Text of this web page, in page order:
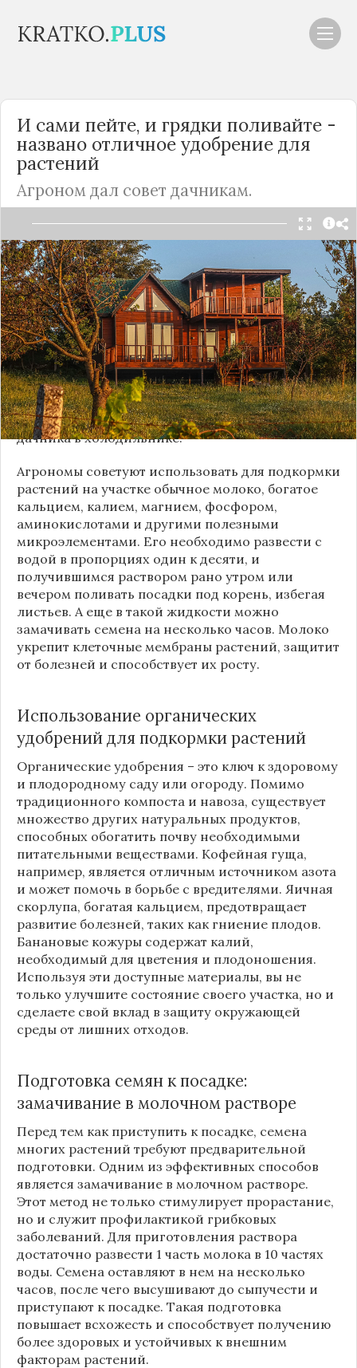
И сами пейте, и грядки поливайте -
названо отличное удобрение для
растений
Агроном дал совет дачникам.
Читать в Telegram
Дачный сезон в самом разгаре, и многие уже
начали вскапывать грядки и высаживать
рассаду, заготовленную заранее, мечтая
получить богатый урожай. Однако важно не
только правильно обустроить огород, но и
подобрать хорошие удобрения для растений. Как
выяснилось, за полезными добавками далеко
ходить не надо - одна из них есть у каждого
дачника в холодильнике.
Агрономы советуют использовать для подкормки
растений на участке обычное молоко, богатое
кальцием, калием, магнием, фосфором,
аминокислотами и другими полезными
микроэлементами. Его необходимо развести с
водой в пропорциях один к десяти, и
получившимся раствором рано утром или
вечером поливать посадки под корень, избегая
листьев. А еще в такой жидкости можно
замачивать семена на несколько часов. Молоко
укрепит клеточные мембраны растений, защитит
от болезней и способствует их росту.
Использование органических
удобрений для подкормки растений
Органические удобрения – это ключ к здоровому
и плодородному саду или огороду. Помимо
традиционного компоста и навоза, существует
множество других натуральных продуктов,
способных обогатить почву необходимыми
питательными веществами. Кофейная гуща,
например, является отличным источником азота
и может помочь в борьбе с вредителями. Яичная
скорлупа, богатая кальцием, предотвращает
развитие болезней, таких как гниение плодов.
Банановые кожуры содержат калий,
необходимый для цветения и плодоношения.
Используя эти доступные материалы, вы не
только улучшите состояние своего участка, но и
сделаете свой вклад в защиту окружающей
среды от лишних отходов.
Подготовка семян к посадке:
замачивание в молочном растворе
Перед тем как приступить к посадке, семена
многих растений требуют предварительной
подготовки. Одним из эффективных способов
является замачивание в молочном растворе.
Этот метод не только стимулирует прорастание,
но и служит профилактикой грибковых
заболеваний. Для приготовления раствора
достаточно развести 1 часть молока в 10 частях
воды. Семена оставляют в нем на несколько
часов, после чего высушивают до сыпучести и
приступают к посадке. Такая подготовка
повышает всхожесть и способствует получению
более здоровых и устойчивых к внешним
факторам растений.